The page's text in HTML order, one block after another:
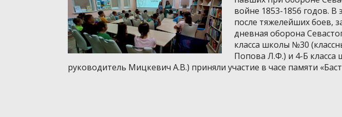
войне 1853-1856 годов. В
после тяжелейших боев,
дневная оборона
класса школы №30
Попова Л.Ф.) и 4-Б
руководитель Мицкевич А.В.) приняли участие в часе памяти